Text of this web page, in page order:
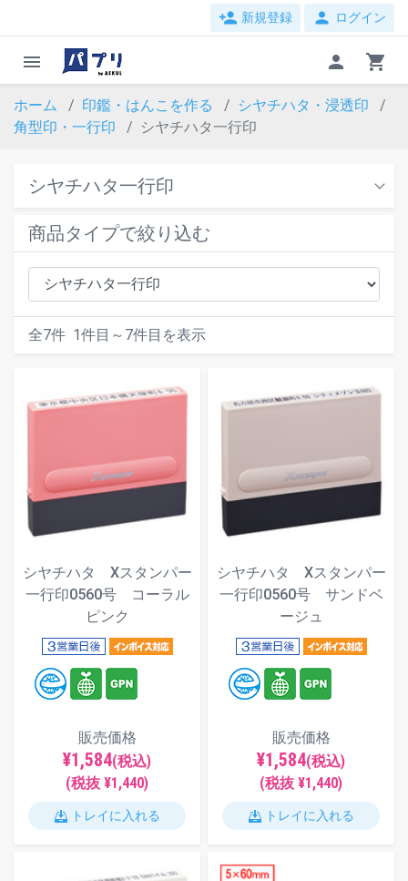
person_add 新規登録 person ログイン
menu person shopping_cart
ホーム 印鑑・はんこを作る
シヤチハタ・浸透印
角型印・一行印
シヤチハタ一行印
シヤチハタ一行印
商品タイプで絞り込む
全7件 1件目～ 7件目を表示
シヤチハタ Xスタンパー
一行印0560号 コーラル
ピンク
販売価格
¥1,584(税込)
(税抜 ¥1,440)
トレイに入れる
シヤチハタ Xスタンパー
一行印0560号 サンドベ
ージュ
販売価格
¥1,584(税込)
(税抜 ¥1,440)
トレイに入れる